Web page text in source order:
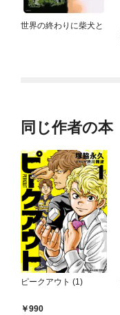
世界の終わりに柴犬と
同じ作者の本
ピークアウト (1)
990